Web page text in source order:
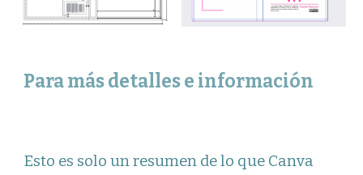
Para más detalles e información
Esto es solo un resumen de lo que Canva